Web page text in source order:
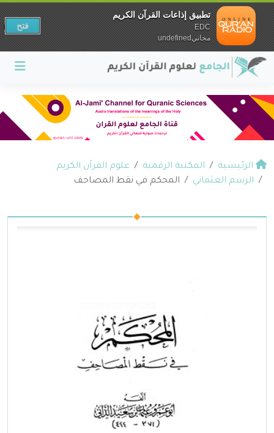
الرئيسية المكتبة الرقمية
علوم القرآن الكريم
الرسم العثماني
المحكم في نقط المصاحف
تطبيق إذاعات القرآن الكريم
EDC
مجانيundefined
فتح